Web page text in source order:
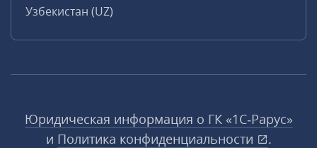
Узбекистан (UZ)
Юридическая информация о ГК «1С‑Рарус»
и Политика конфиденциальности
.